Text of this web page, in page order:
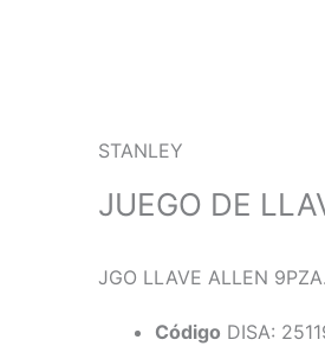
STANLEY
JUEGO DE
JGO LLAVE ALLEN
Código DISA: